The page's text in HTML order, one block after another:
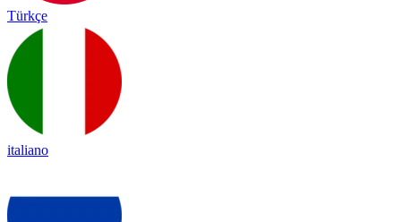
Türkçe
italiano